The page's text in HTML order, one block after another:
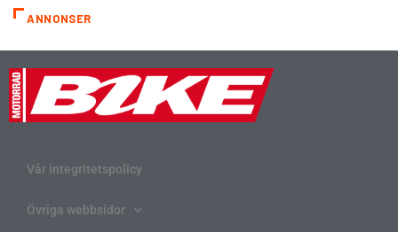
ANNONSER
Vår integritetspolicy
Övriga webbsidor